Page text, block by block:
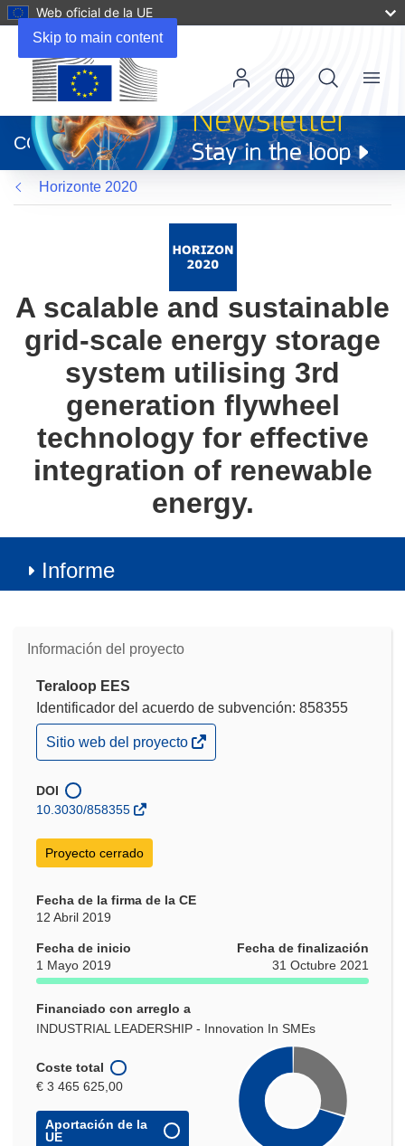
Skip to main content
Web oficial de la UE
abrirá
en
una
nueva
ventana)
CORDIS
Menu
Horizonte 2020
A scalable and sustainable
grid-scale energy storage
system utilising 3rd
generation flywheel
technology for effective
integration of renewable
energy.
Informe
Información del proyecto
Teraloop EES
Identificador del acuerdo de subvención: 858355
(se
abrirá
una
nueva
Sitio web del proyecto
DOI
10.3030/858355
Proyecto cerrado
Fecha de la firma de la CE
12 Abril 2019
Fecha de inicio
1 Mayo 2019
Fecha de finalización
31 Octubre 2021
Financiado con arreglo a
INDUSTRIAL LEADERSHIP - Innovation In SMEs
Coste total
€ 3 465 625,00
Aportación de la
UE